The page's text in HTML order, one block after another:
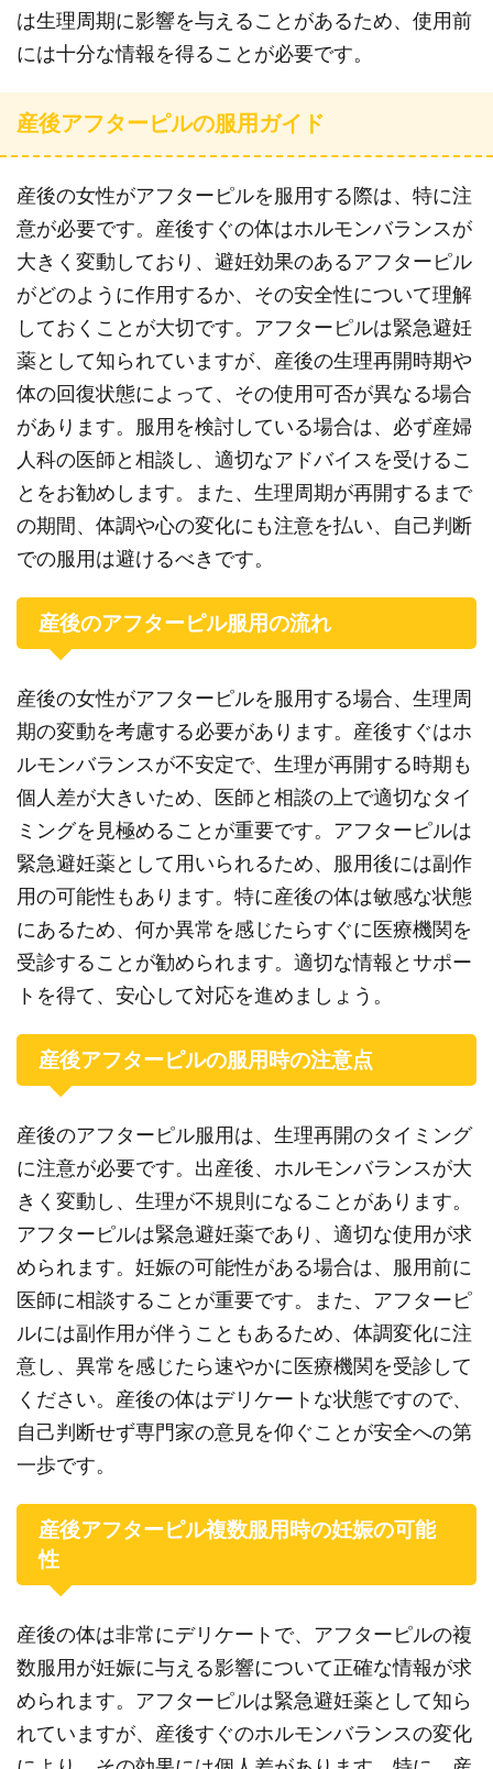
は生理周期に影響を与えることがあるため、使用前
には十分な情報を得ることが必要です。
産後アフターピルの服用ガイド
産後の女性がアフターピルを服用する際は、特に注
意が必要です。産後すぐの体はホルモンバランスが
大きく変動しており、避妊効果のあるアフターピル
がどのように作用するか、その安全性について理解
しておくことが大切です。アフターピルは緊急避妊
薬として知られていますが、産後の生理再開時期や
体の回復状態によって、その使用可否が異なる場合
があります。服用を検討している場合は、必ず産婦
人科の医師と相談し、適切なアドバイスを受けるこ
とをお勧めします。また、生理周期が再開するまで
の期間、体調や心の変化にも注意を払い、自己判断
での服用は避けるべきです。
産後のアフターピル服用の流れ
産後の女性がアフターピルを服用する場合、生理周
期の変動を考慮する必要があります。産後すぐはホ
ルモンバランスが不安定で、生理が再開する時期も
個人差が大きいため、医師と相談の上で適切なタイ
ミングを見極めることが重要です。アフターピルは
緊急避妊薬として用いられるため、服用後には副作
用の可能性もあります。特に産後の体は敏感な状態
にあるため、何か異常を感じたらすぐに医療機関を
受診することが勧められます。適切な情報とサポー
トを得て、安心して対応を進めましょう。
産後アフターピルの服用時の注意点
産後のアフターピル服用は、生理再開のタイミング
に注意が必要です。出産後、ホルモンバランスが大
きく変動し、生理が不規則になることがあります。
アフターピルは緊急避妊薬であり、適切な使用が求
められます。妊娠の可能性がある場合は、服用前に
医師に相談することが重要です。また、アフターピ
ルには副作用が伴うこともあるため、体調変化に注
意し、異常を感じたら速やかに医療機関を受診して
ください。産後の体はデリケートな状態ですので、
自己判断せず専門家の意見を仰ぐことが安全への第
一歩です。
産後アフターピル複数服用時の妊娠の可能
性
産後の体は非常にデリケートで、アフターピルの複
数服用が妊娠に与える影響について正確な情報が求
められます。アフターピルは緊急避妊薬として知ら
れていますが、産後すぐのホルモンバランスの変化